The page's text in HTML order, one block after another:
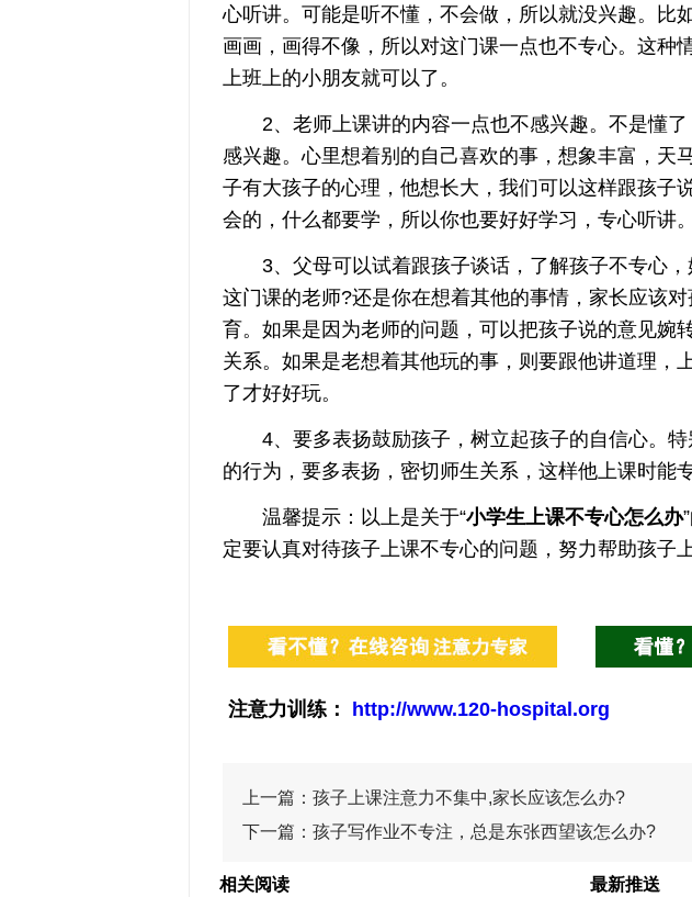
心听讲。可能是听不懂，不会做，所以就没兴趣。比
画画，画得不像，所以对这门课一点也不专心。这种
上班上的小朋友就可以了。
2、老师上课讲的内容一点也不感兴趣。不是懂了
感兴趣。心里想着别的自己喜欢的事，想象丰富，天
子有大孩子的心理，他想长大，我们可以这样跟孩子
会的，什么都要学，所以你也要好好学习，专心听讲。
3、父母可以试着跟孩子谈话，了解孩子不专心，
这门课的老师?还是你在想着其他的事情，家长应该
育。如果是因为老师的问题，可以把孩子说的意见婉
关系。如果是老想着其他玩的事，则要跟他讲道理，
了才好好玩。
4、要多表扬鼓励孩子，树立起孩子的自信心。特
的行为，要多表扬，密切师生关系，这样他上课时能专
温馨提示：以上是关于“小学生上课不专心怎么办
定要认真对待孩子上课不专心的问题，努力帮助孩子
注意力训练： http://www.120-hospital.org
上一篇： 孩子上课注意力不集中,家长应该怎么办?
下一篇： 孩子写作业不专注，总是东张西望该怎么办?
相关阅读 最新推送